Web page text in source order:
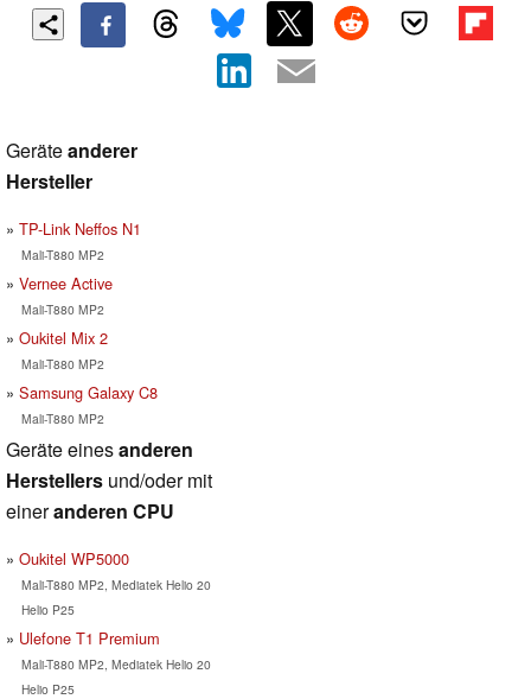
Geräteanderer
Hersteller
TP-Link Neffos N1
Mali-T880 MP2
Vernee Active
Mali-T880 MP2
Oukitel Mix 2
Mali-T880 MP2
Samsung Galaxy C8
Mali-T880 MP2
Geräte einesanderen
Herstellers und/oder mit
eineranderen CPU
Oukitel WP5000
Mali-T880 MP2, Mediatek Helio 20
Helio P25
Ulefone T1 Premium
Mali-T880 MP2, Mediatek Helio 20
Helio P25